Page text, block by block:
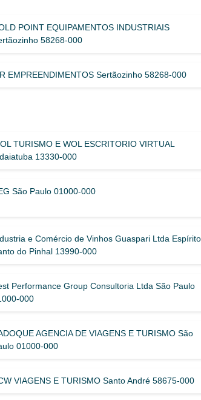
POINT EQUIPAMENTOS INDUSTRIAIS
58268-000
EMPREENDIMENTOS Sertãozinho 58268-000
TURISMO E WOL ESCRITORIO VIRTUAL
13330-000
São Paulo 01000-000
e Comércio de Vinhos Guaspari Ltda Espírito
do Pinhal 13990-000
Performance Group Consultoria Ltda São Paulo
000
AGENCIA DE VIAGENS E TURISMO São
01000-000
VIAGENS E TURISMO Santo André 58675-000